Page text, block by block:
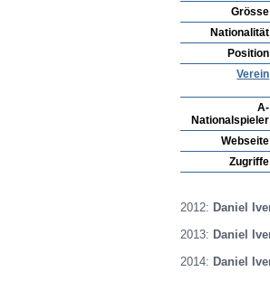
Grösse
Nationalität
Position
Verein
A-
Nationalspieler
Webseite
Zugriffe
2012: Daniel
2013: Daniel
2014: Daniel